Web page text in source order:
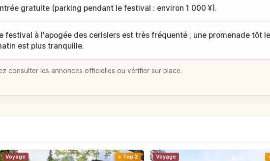
gratuite (parking pendant le festival : environ 1 000 ¥).
festival à l'apogée des cerisiers est très fréquenté ; une promenade tôt le
est plus tranquille.
consulter les annonces officielles ou vérifier sur place.
Voyage Top 2 Voyage